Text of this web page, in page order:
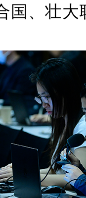
国、壮